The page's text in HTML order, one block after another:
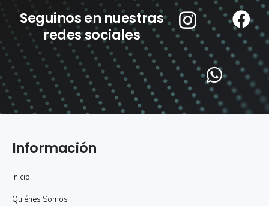
Seguinos en nuestras
redes sociales
Información
Inicio
Quiénes Somos